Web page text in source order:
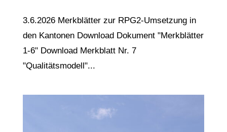
3.6.2026 Merkblätter zur RPG2-Umsetzung in
den Kantonen Download Dokument "Merkblätter
1-6" Download Merkblatt Nr. 7
"Qualitätsmodell"...